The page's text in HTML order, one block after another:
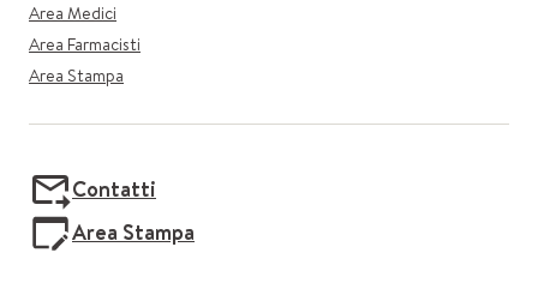
Area Medici
Area Farmacisti
Area Stampa
Contatti
Area Stampa